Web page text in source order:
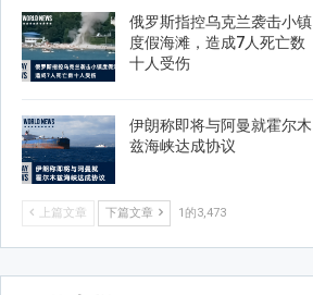
俄罗斯指控乌克兰袭击小镇
度假海滩，造成7人死亡数
十人受伤
伊朗称即将与阿曼就霍尔木
兹海峡达成协议
上篇文章 下篇文章 1的3,473